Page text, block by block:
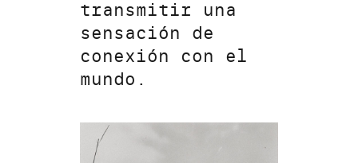
transmitir una
sensación de
conexión con el
mundo.